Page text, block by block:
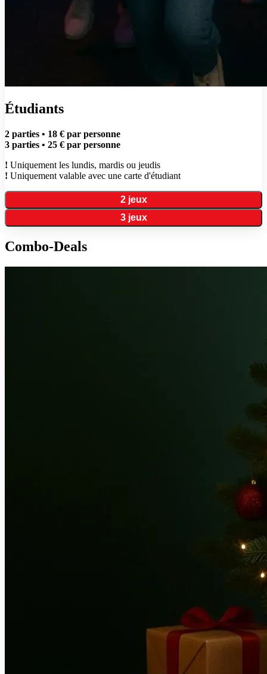
Étudiants
2 parties • 18 € par personne
3 parties • 25 € par personne
! Uniquement les lundis, mardis ou jeudis
! Uniquement valable avec une carte d'étudiant
2 jeux
3 jeux
Combo-Deals